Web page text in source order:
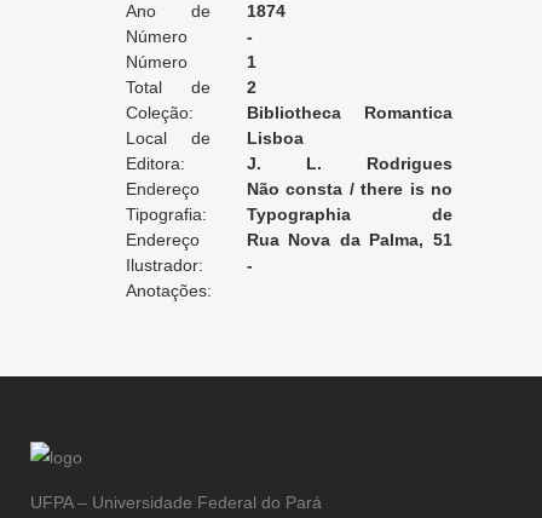
Ano de
Edição:
1874
Número
da Edição:
-
Número
do Volume:
1
Total de
Volumes:
2
Coleção:
Bibliotheca Romantica
Luso-brasileira
Local de
Edição:
Lisboa
Editora:
J. L. Rodrigues
Trigueiros (editor e tradutor)
Endereço
da Editora:
Não consta / there is no
record / non enregistré
Tipografia:
Typographia de
Guilherme Augusto Gutierres
da Silva
Endereço
da Tipografia:
Rua Nova da Palma, 51
[Lisboa]
Ilustrador:
-
Anotações:
UFPA – Universidade Federal do Pará